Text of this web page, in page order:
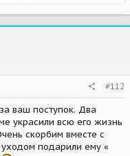
#112
ваш поступок. Два
украсили всю его жизнь
скорбим вместе с
подарили ему «